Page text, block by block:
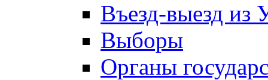
Въезд-выезд из
Выборы
Органы